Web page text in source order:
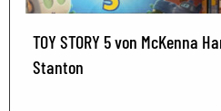
TOY STORY 5 von McKenna
Stanton